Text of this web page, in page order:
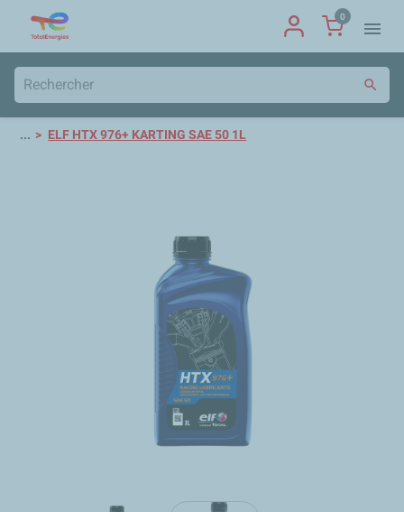
0
menu
search
... ELF HTX 976+ KARTING SAE 50 1L